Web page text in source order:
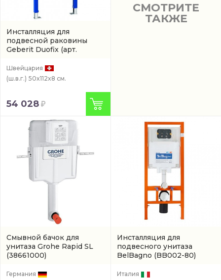
Инсталляция для
подвесной раковины
Geberit Duofix (арт.
Швейцария
(ш.в.г.) 50x112x8 см.
54 028
СМОТРИТЕ
ТАКЖЕ
Смывной бачок для
унитаза Grohe Rapid SL
(38661000)
Германия
Инсталляция для
подвесного унитаза
BelBagno (BB002-80)
Италия